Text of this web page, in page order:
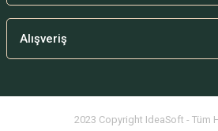
Alışveriş
2023 Copyright IdeaSoft - Tüm